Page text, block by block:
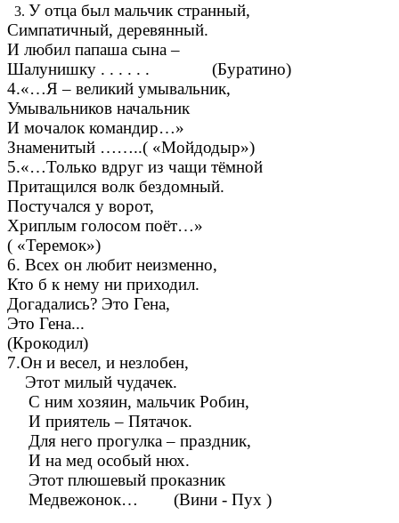
У отца был мальчик странный,
Симпатичный, деревянный.
И любил папаша сына –
Шалунишку . . . . . . (Буратино)
4.«…Я – великий умывальник,
Умывальников начальник
И мочалок командир…»
Знаменитый ……..( «Мойдодыр»)
5.«…Только вдруг из чащи тёмной
Притащился волк бездомный.
Постучался у ворот,
Хриплым голосом поёт…»
( «Теремок»)
6. Всех он любит неизменно,
Кто б к нему ни приходил.
Догадались? Это Гена,
Это Гена...
(Крокодил)
7.Он и весел, и незлобен,
Этот милый чудачек.
С ним хозяин, мальчик Робин,
И приятель – Пятачок.
Для него прогулка – праздник,
И на мед особый нюх.
Этот плюшевый проказник
Медвежонок… (Вини - Пух )